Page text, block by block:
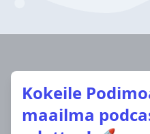
Kokeile
maailma